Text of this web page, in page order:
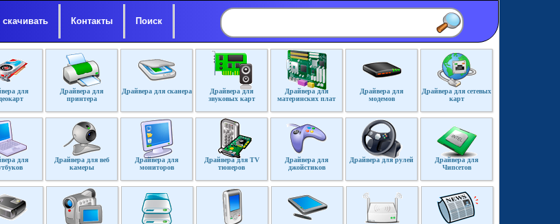
скачивать Контакты Поиск
для
Драйвера для
принтера
Драйвера для сканера
Драйвера для
звуковых карт
Драйвера для
материнских плат
Драйвера для
модемов
Драйвера для сетевых
карт
для
Драйвера для веб
камеры
Драйвера для
мониторов
Драйвера для TV
тюнеров
Драйвера для
джойстиков
Драйвера для рулей
Драйвера для
Чипсетов